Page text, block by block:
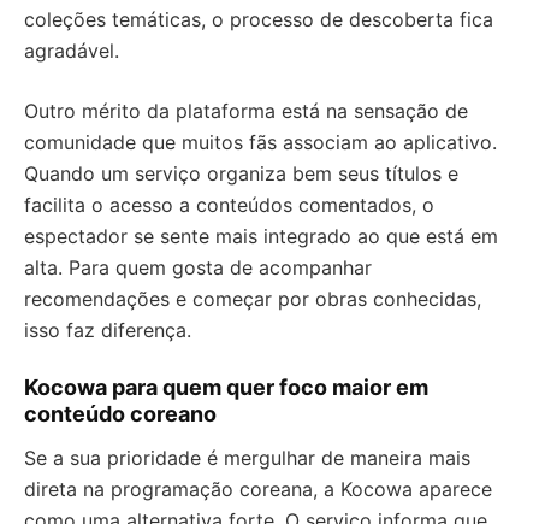
coleções temáticas, o processo de descoberta fica
agradável.
Outro mérito da plataforma está na sensação de
comunidade que muitos fãs associam ao aplicativo.
Quando um serviço organiza bem seus títulos e
facilita o acesso a conteúdos comentados, o
espectador se sente mais integrado ao que está em
alta. Para quem gosta de acompanhar
recomendações e começar por obras conhecidas,
isso faz diferença.
Kocowa para quem quer foco maior em
conteúdo coreano
Se a sua prioridade é mergulhar de maneira mais
direta na programação coreana, a Kocowa aparece